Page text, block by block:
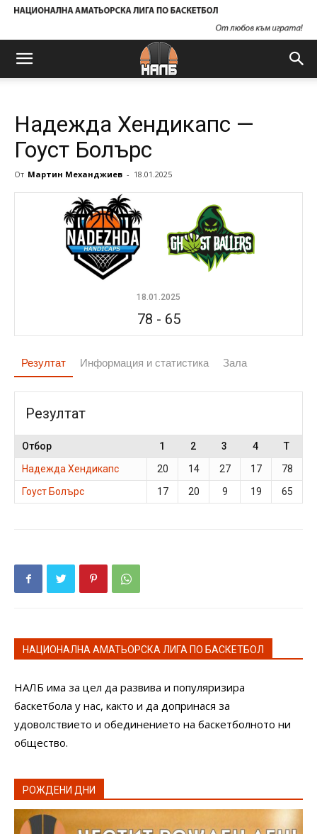
Надежда Хендикапс —
Гоуст Болърс
От Мартин Механджиев - 18.01.2025
18.01.2025
78 - 65
Резултат Информация и статистика Зала
Резултат
Отбор 1 2 3 4
T
Надежда Хендикапс
20 14 27 17
78
Гоуст Болърс
17 20 9 19 65
НАЦИОНАЛНА АМАТЬОРСКА ЛИГА ПО БАСКЕТБОЛ
НАЛБ има за цел да развива и популяризира
баскетбола у нас, както и да допринася за
удоволствието и обединението на баскетболното ни
общество.
РОЖДЕНИ ДНИ